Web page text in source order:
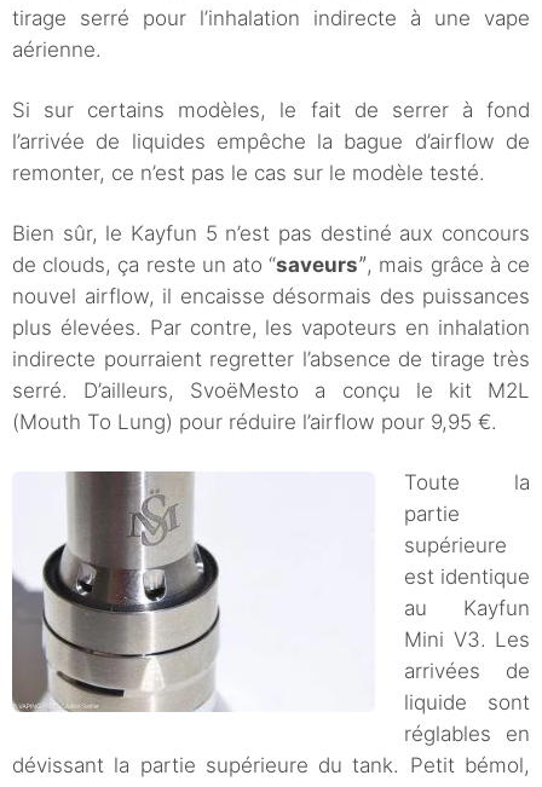
tirage serré pour l’inhalation indirecte à une vape
aérienne.
Si sur certains modèles, le fait de serrer à fond
l’arrivée de liquides empêche la bague d’airflow de
remonter, ce n’est pas le cas sur le modèle testé.
Bien sûr, le Kayfun 5 n’est pas destiné aux concours
de clouds, ça reste un ato “saveursˮ, mais grâce à ce
nouvel airflow, il encaisse désormais des puissances
plus élevées. Par contre, les vapoteurs en inhalation
indirecte pourraient regretter l’absence de tirage très
serré. D’ailleurs, SvoëMesto a conçu le kit M2L
(Mouth To Lung) pour réduire l’airflow pour 9,95 €.
Toute la
partie
supérieure
est identique
au Kayfun
Mini V3. Les
arrivées de
liquide sont
réglables en
dévissant la partie supérieure du tank. Petit bémol,